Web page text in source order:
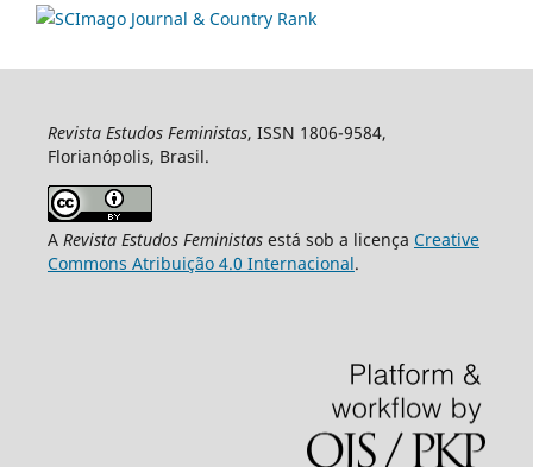
Revista Estudos Feministas, ISSN 1806-9584,
Florianópolis, Brasil.
A Revista Estudos Feministasestá sob a licença Creative
Commons Atribuição 4.0 Internacional.